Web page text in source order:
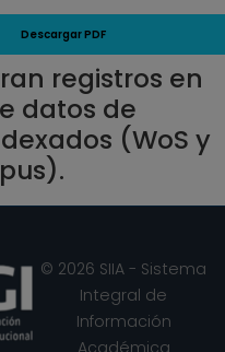
hasta 15-08-2019
PROFESOR
ASIGNATURA A TP
No Definitivo
Facultad de
Ciencias Políticas y
Sociales
ASIGNATURA A TP
No Definitivo
Facultad de
Descargar PDF
registros en
datos de
(WoS y
© 2026 SIIA - Sistema
Integral de
Información
Académica